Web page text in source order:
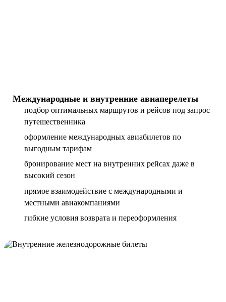
Международные и внутренние авиаперелеты
подбор оптимальных маршрутов и рейсов под запрос
путешественника
оформление международных авиабилетов по
выгодным тарифам
бронирование мест на внутренних рейсах даже в
высокий сезон
прямое взаимодействие с международными и
местными авиакомпаниями
гибкие условия возврата и переоформления